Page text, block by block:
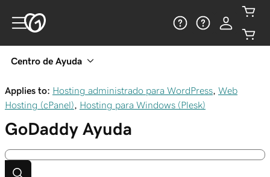
Centro de Ayuda
Applies to: Hosting administrado para WordPress Web
Hosting (cPanel)
Hosting para Windows (Plesk)
GoDaddy Ayuda